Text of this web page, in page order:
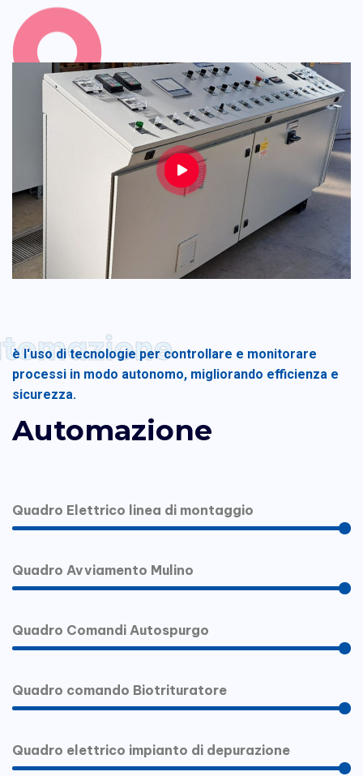
è l'uso di tecnologie per controllare e monitorare
processi in modo autonomo, migliorando efficienza e
sicurezza.
Automazione
Quadro Elettrico linea di montaggio
Quadro Avviamento Mulino
Quadro Comandi Autospurgo
Quadro comando Biotrituratore
Quadro elettrico impianto di depurazione